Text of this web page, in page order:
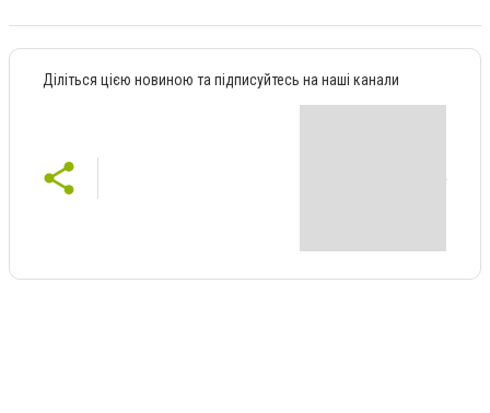
Діліться цією новиною та підписуйтесь на наші канали